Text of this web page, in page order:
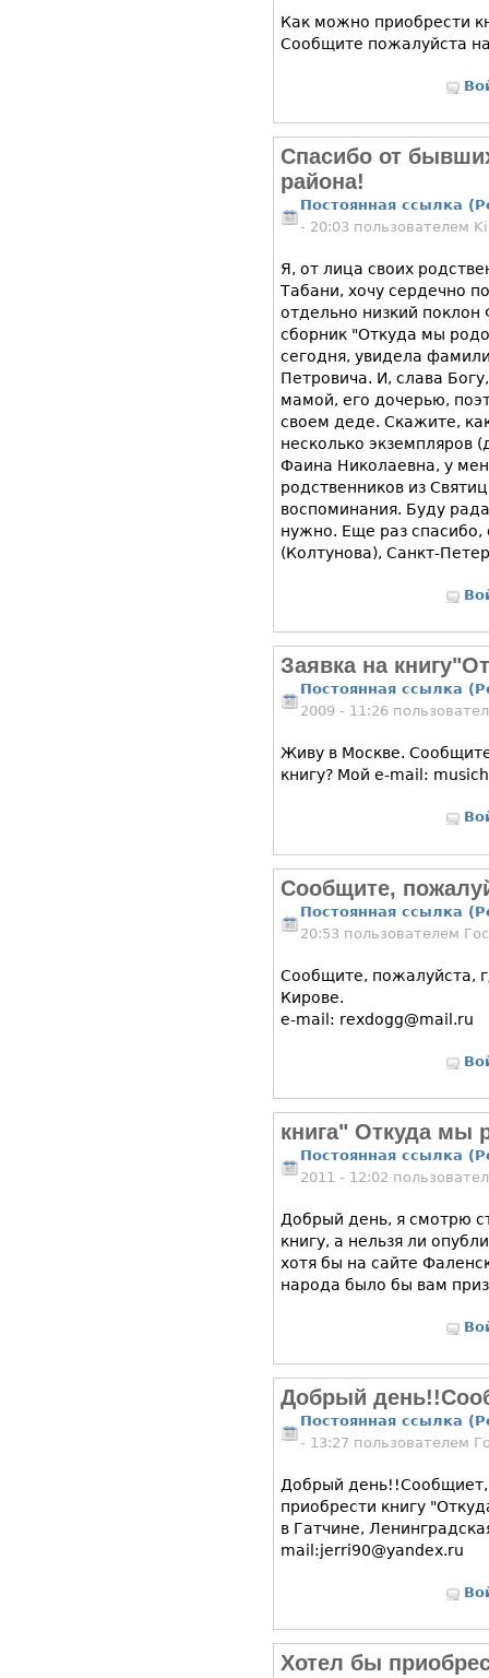
Как можно приобрести
Сообщите пожалуйста
Спасибо от
района!
Постоянная ссылка
- 20:03 пользователем
Я, от лица своих
Табани, хочу сердечно
отдельно низкий
сборник "Откуда мы
сегодня, увидела
Петровича. И, слава
мамой, его дочерью,
своем деде. Скажите,
несколько экземпляров
Фаина Николаевна, у
родственников из
воспоминания. Буду
нужно. Еще раз
(Колтунова), Санкт-
Заявка на
Постоянная ссылка
2009 - 11:26
Живу в Москве.
книгу? Мой e-mail:
Сообщите,
Постоянная ссылка
20:53 пользователем
Сообщите, пожалуйста,
Кирове.
e-mail: rexdogg@mail.ru
книга" Откуда мы
Постоянная ссылка
2011 - 12:02
Добрый день, я смотрю
книгу, а нельзя ли
хотя бы на сайте
народа было бы вам
Добрый
Постоянная ссылка
- 13:27 пользователем
Добрый
приобрести книгу
в Гатчине,
mail:jerri90@yandex.ru
Хотел бы